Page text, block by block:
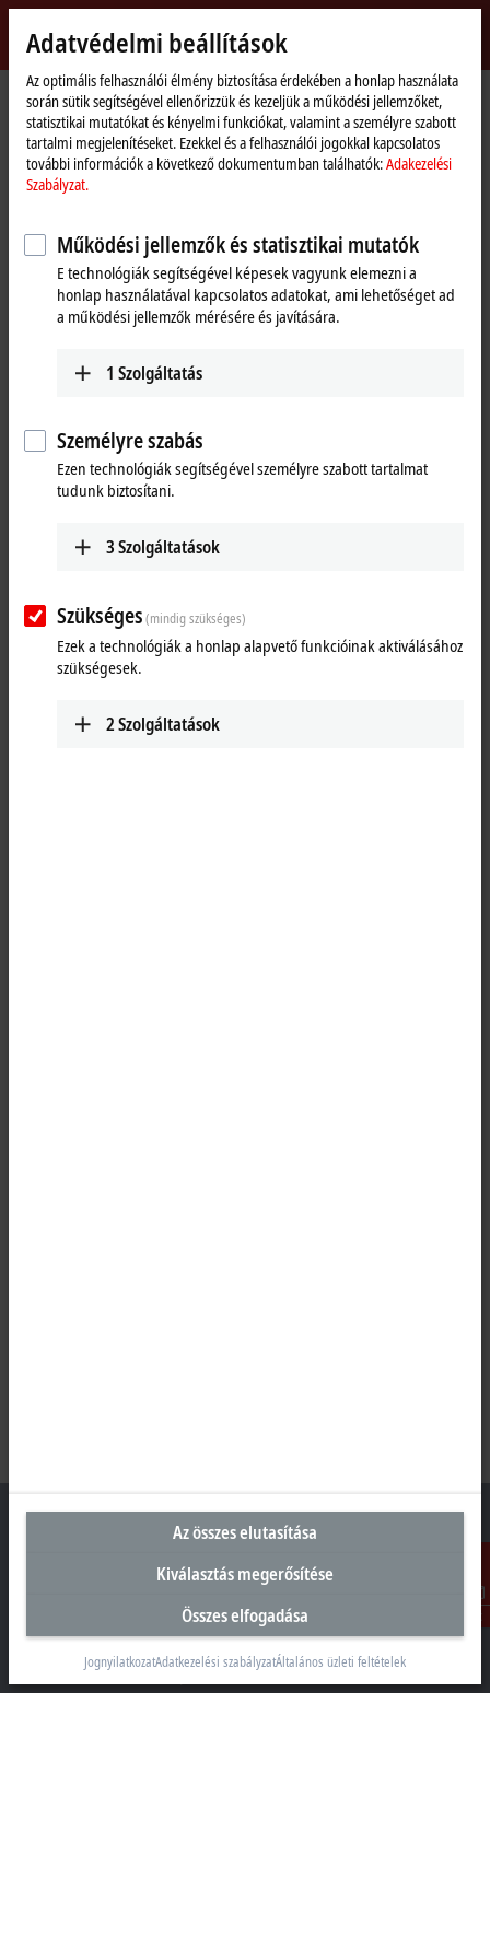
Beckhoff
-
New
Automation
Technology
KezdőlapmyBeckhoff – Elfelejtette jelszavát?
Kontakt
Elfelejtette jelszavát?
Amennyiben elfelejtette jelszavát, küldünk Önnek egy új jelszó
Kérjük, adja meg a regisztráláshoz használt elektronikus levélcímét!
Elküld
Beckhoff Automation Kft.
1097 Budapest
Táblás utca 36–38. G. ép.
Adatvédelmi beállítások
Az optimális felhasználói élmény biztosítása érdekében a honlap használata
során sütik segítségével ellenőrizzük és kezeljük a működési jellemzőket,
statisztikai mutatókat és kényelmi funkciókat, valamint a személyre szabott
tartalmi megjelenítéseket. Ezekkel és a felhasználói jogokkal kapcsolatos
további információk a következő dokumentumban találhatók:Adakezelési
Szabályzat.
Működési jellemzők és statisztikai mutatók
E technológiák segítségével képesek vagyunk elemezni a
honlap használatával kapcsolatos adatokat, ami lehetőséget ad
a működési jellemzők mérésére és javítására.
1 Szolgáltatás
Személyre szabás
Ezen technológiák segítségével személyre szabott tartalmat
tudunk biztosítani.
3Szolgáltatások
Szükséges(mindig szükséges)
Ezek a technológiák a honlap alapvető funkcióinak aktiválásához
szükségesek.
2Szolgáltatások
Az összes elutasítása
Kiválasztás megerősítése
Összes elfogadása
JognyilatkozatAdatkezelési szabályzatÁltalános üzleti feltételek